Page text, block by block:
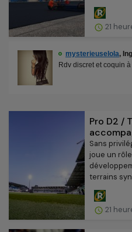
21
Pro D2 /
Sans
joue un
terrains
21